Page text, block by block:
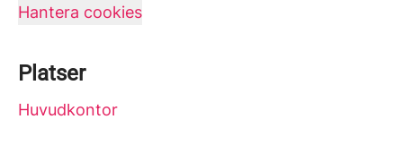
Hantera cookies
Platser
Huvudkontor